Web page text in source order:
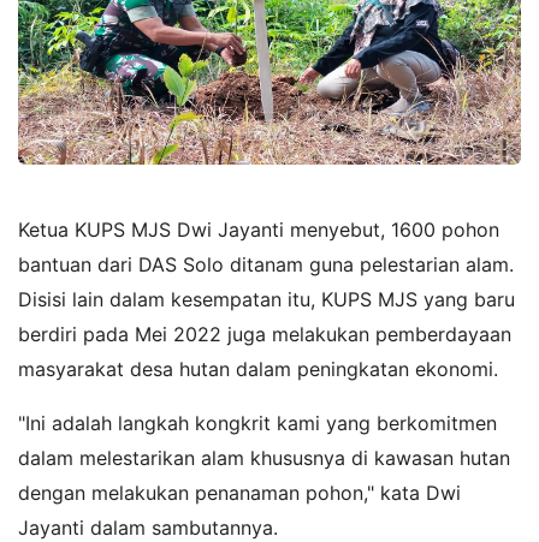
Ketua KUPS MJS Dwi Jayanti menyebut, 1600 pohon
bantuan dari DAS Solo ditanam guna pelestarian alam.
Disisi lain dalam kesempatan itu, KUPS MJS yang baru
berdiri pada Mei 2022 juga melakukan pemberdayaan
masyarakat desa hutan dalam peningkatan ekonomi.
"Ini adalah langkah kongkrit kami yang berkomitmen
dalam melestarikan alam khususnya di kawasan hutan
dengan melakukan penanaman pohon," kata Dwi
Jayanti dalam sambutannya.